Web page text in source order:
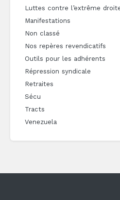
Luttes contre l’extrême
Manifestations
Non classé
Nos repères revendicatifs
Outils pour les adhérents
Répression syndicale
Retraites
Sécu
Tracts
Venezuela